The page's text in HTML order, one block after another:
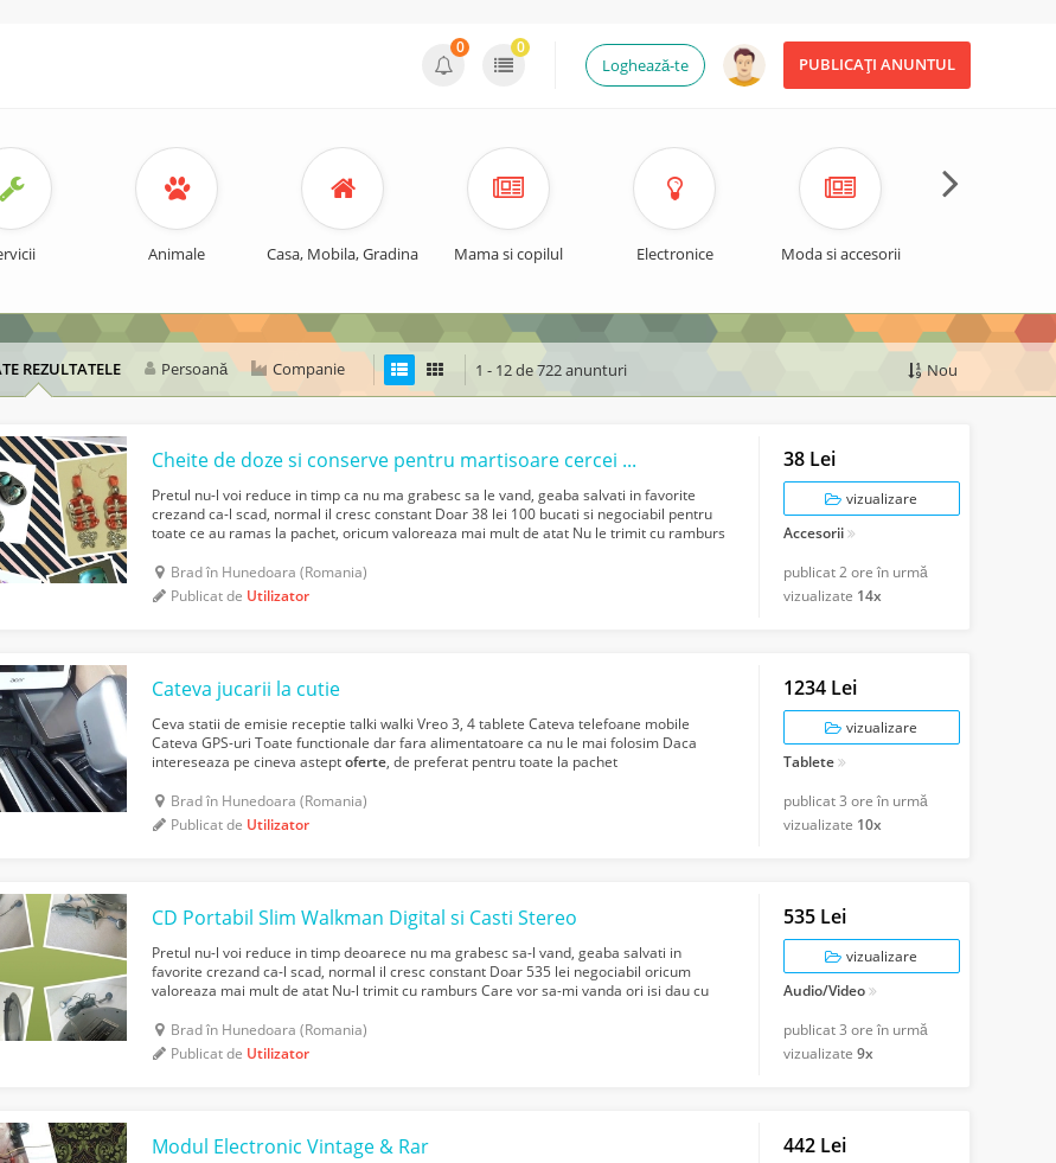
PUBLICAȚI ANUNTUL
Loghează-te
0 0
Animale Casa, Mobila, Gradina Mama si copilul Electronice Moda si accesorii
REZULTATELE Persoană Companie 1 - 12 de 722 anunturi Nou
Cheite de doze si conserve pentru martisoare cercei inele bratari
Pretul nu-l voi reduce in timp ca nu ma grabesc sa le vand, geaba salvati in favorite
crezand ca-l scad, normal il cresc constant Doar 38 lei 100 bucati si negociabil pentru
toate ce au ramas la pachet, oricum valoreaza mai mult de atat Nu le trimit cu ramburs
Brad în Hunedoara (Romania)
Publicat de Utilizator
38 Lei
vizualizare
Accesorii
publicat2 ore în urmă
vizualizate 14x
Cateva jucarii la cutie
Ceva statii de emisie receptie talki walki Vreo 3, 4 tablete Cateva telefoane mobile
Cateva GPS-uri Toate functionale dar fara alimentatoare ca nu le mai folosim Daca
intereseaza pe cineva asteptoferte, de preferat pentru toate la pachet
Brad în Hunedoara (Romania)
Publicat de Utilizator
1234 Lei
vizualizare
Tablete
publicat3 ore în urmă
vizualizate 10x
CD Portabil Slim Walkman Digital si Casti Stereo
Pretul nu-l voi reduce in timp deoarece nu ma grabesc sa-l vand, geaba salvati in
favorite crezand ca-l scad, normal il cresc constant Doar 535 lei negociabil oricum
valoreaza mai mult de atat Nu-l trimit cu ramburs Care vor sa-mi vanda ori isi dau cu
Brad în Hunedoara (Romania)
Publicat de Utilizator
535 Lei
vizualizare
Audio/Video
publicat3 ore în urmă
vizualizate 9x
Modul Electronic Vintage & Rar 442 Lei